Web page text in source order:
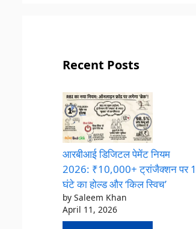
Recent Posts
आरबीआई डिजिटल पेमेंट नियम
2026: ₹10,000+ ट्रांजैक्शन पर 1
घंटे का होल्ड और ‘किल स्विच’
by Saleem Khan
April 11, 2026